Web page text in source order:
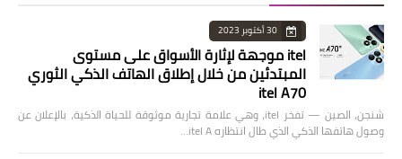
30 أكتوبر 2023
itel موجهة لإثارة الأسواق على مستوى
المبتدئين من خلال إطلاق الهاتف الذكي الثوري
itel A70
شنجن، الصين — تفخر itel، وهي علامة تجارية موثوقة للحياة الذكية، بالإعلان عن
وصول هاتفها الذكي الذي طال انتظاره itel A…